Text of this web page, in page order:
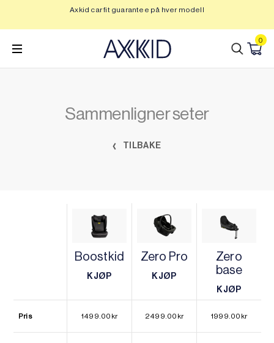
innhold
Axkid car fit guarantee på hver modell
0
Sammenligner seter
TILBAKE
Boostkid
KJØP
Zero Pro
KJØP
Zero
base
KJØP
KJØP
Pris 1499.00 kr 2499.00 kr 1999.00 kr